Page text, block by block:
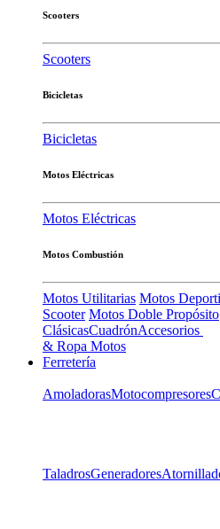
Scooters
Scooters
Bicicletas
Bicicletas
Motos Eléctricas
Motos Eléctricas
Motos Combustión
Motos Utilitarias Motos
Scooter Motos Doble Propósito
ClásicasCuadrónAccesorios
& Ropa Motos
Ferretería
AmoladorasMotocompresores
TaladrosGeneradores